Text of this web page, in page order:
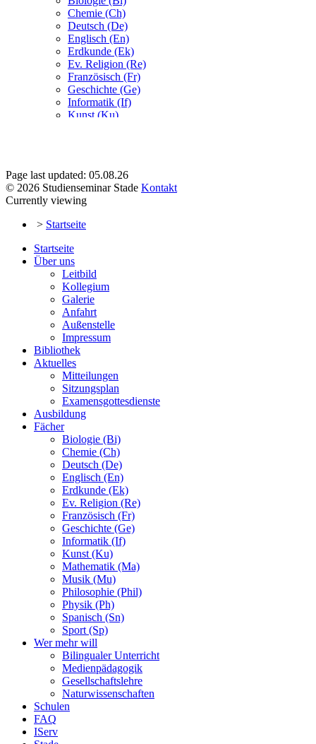
Page last updated: 05.08.26
© 2026 Studienseminar Stade Kontakt
Currently viewing
> Startseite
Startseite
Über uns
Leitbild
Kollegium
Galerie
Anfahrt
Außenstelle
Impressum
Bibliothek
Aktuelles
Mitteilungen
Sitzungsplan
Examensgottesdienste
Ausbildung
Fächer
Biologie (Bi)
Chemie (Ch)
Deutsch (De)
Englisch (En)
Erdkunde (Ek)
Ev. Religion (Re)
Französisch (Fr)
Geschichte (Ge)
Informatik (If)
Kunst (Ku)
Mathematik (Ma)
Musik (Mu)
Philosophie (Phil)
Physik (Ph)
Spanisch (Sn)
Sport (Sp)
Wer mehr will
Bilingualer Unterricht
Medienpädagogik
Gesellschaftslehre
Naturwissenschaften
Schulen
FAQ
IServ